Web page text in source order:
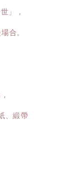
」，
合。
、緞帶